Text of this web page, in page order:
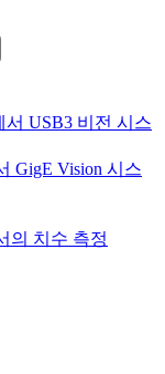
USB3 비전 시스
GigE Vision 시스
의 치수 측정